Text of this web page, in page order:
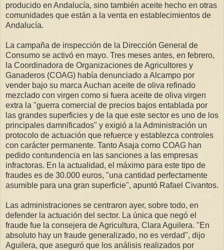
producido en Andalucía, sino también aceite hecho en otras
comunidades que están a la venta en establecimientos de
Andalucía.
La campaña de inspección de la Dirección General de
Consumo se activó en mayo. Tres meses antes, en febrero,
la Coordinadora de Organizaciones de Agricultores y
Ganaderos (COAG) había denunciado a Alcampo por
vender bajo su marca Auchan aceite de oliva refinado
mezclado con virgen como si fuera aceite de oliva virgen
extra la "guerra comercial de precios bajos entablada por
las grandes superficies y de la que este sector es uno de los
principales damnificados" y exigió a la Administración un
protocolo de actuación que refuerce y establezca controles
con carácter permanente. Tanto Asaja como COAG han
pedido contundencia en las sanciones a las empresas
infractoras. En la actualidad, el máximo para este tipo de
fraudes es de 30.000 euros, "una cantidad perfectamente
asumible para una gran superficie", apuntó Rafael Civantos.
Las administraciones se centraron ayer, sobre todo, en
defender la actuación del sector. La única que negó el
fraude fue la consejera de Agricultura, Clara Aguilera. "En
absoluto hay un fraude generalizado, no es verdad", dijo
Aguilera, que aseguró que los análisis realizados por